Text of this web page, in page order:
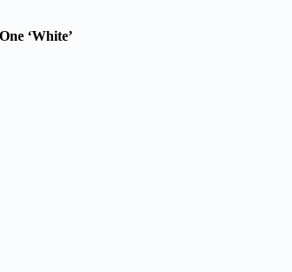
‘White’